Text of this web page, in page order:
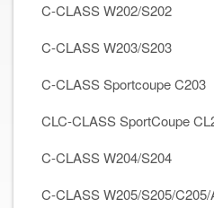
C-CLASS W202/S202
C-CLASS W203/S203
C-CLASS Sportcoupe C203
CLC-CLASS SportCoupe
C-CLASS W204/S204
C-CLASS W205/S205/C205/